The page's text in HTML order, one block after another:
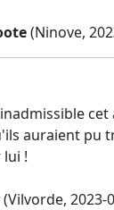
(Ninove,
auraient pu
!
(Vilvorde, 2023-